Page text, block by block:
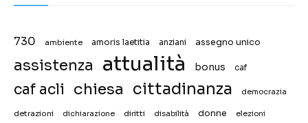
730 ambiente amoris laetitia anziani assegno unico
assistenza attualità bonus caf
caf acli chiesa cittadinanza democrazia
detrazioni dichiarazione diritti disabilità donne elezioni